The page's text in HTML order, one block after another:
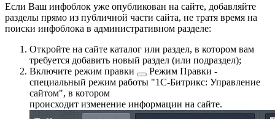
Если Ваш инфоблок уже опубликован на сайте, добавляйте
разделы прямо из публичной части сайта, не тратя время на
поиски инфоблока в административном разделе:
Откройте на сайте каталог или раздел, в котором вам
требуется добавить новый раздел (или подраздел);
Включите режим правки
Режим Правки -
специальный режим работы "1С-Битрикс: Управление
сайтом", в котором
происходит изменение информации на сайте.